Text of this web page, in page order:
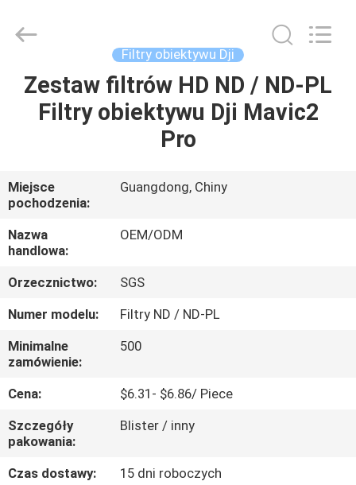
DOM
O
NAS
WYCIECZKA
PO
FABRYCE
KONTROLA
JAKOŚCI
SKONTAKTUJ
SIĘ
Technology
Ltd..
Filtry obiektywu Dji
Zestaw filtrów HD ND / ND-PL
Filtry obiektywu Dji Mavic2
Pro
Miejsce
pochodzenia:
Guangdong, Chiny
Nazwa
handlowa:
OEM/ODM
Orzecznictwo:
SGS
Numer modelu:
Filtry ND / ND-PL
Minimalne
zamówienie:
500
Cena:
$6.31- $6.86/ Piece
Szczegóły
pakowania:
Blister / inny
Czas dostawy:
15 dni roboczych